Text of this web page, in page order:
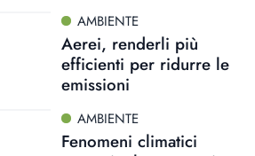
AMBIENTE
Aerei, renderli più
efficienti per ridurre le
emissioni
AMBIENTE
Fenomeni climatici